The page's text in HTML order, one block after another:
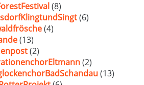
(8)
(6)
(4)
(13)
(2)
(2)
(13)